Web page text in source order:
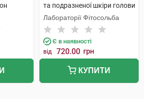
та подразненої шкіри голови
250 мл 1 флакон
Лабораторії Фітосольба
Є в наявності
від 720.00 грн
КУПИТИ